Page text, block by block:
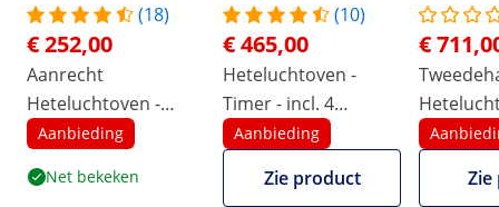
(18)
€ 252,00
Aanrecht
Heteluchtoven -
2.150 W - incl. 3
Aanbieding
Net bekeken
(10)
€ 465,00
Heteluchtoven -
Timer - incl. 4
bakplaten
Aanbieding
Zie product
€
W -